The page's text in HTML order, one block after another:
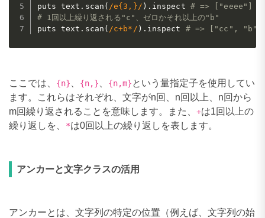
puts text . scan ( /e{3,}/ ) . inspect # => ["eeee"]
# 1回以上繰り返される"c"、ゼロかそれ以上の"b"
puts text . scan ( /c+b*/ ) . inspect # => ["cc", "b"]
ここでは、 {n} {n,} {n,m}という量指定子を使用してい
ます。これらはそれぞれ、文字がn回、n回以上、n回から
m回繰り返されることを意味します。また、 +は1回以上の
繰り返しを、 *は0回以上の繰り返しを表します。
アンカーと文字クラスの活用
アンカーとは、文字列の特定の位置（例えば、文字列の始